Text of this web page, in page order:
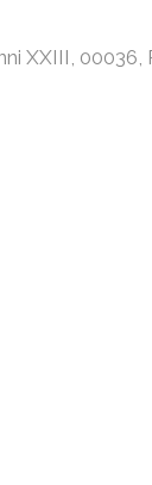
XXIII, 00036,